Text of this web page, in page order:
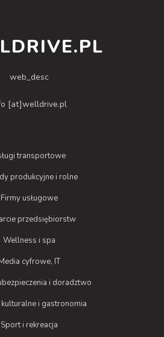
web_desc
[at]welldrive.pl
transportowe
produkcyjne i rolne
Firmy usługowe
przedsiębiorstw
Wellness i spa
cyfrowe, IT
i doradztwo
i gastronomia
Sport i rekreacja